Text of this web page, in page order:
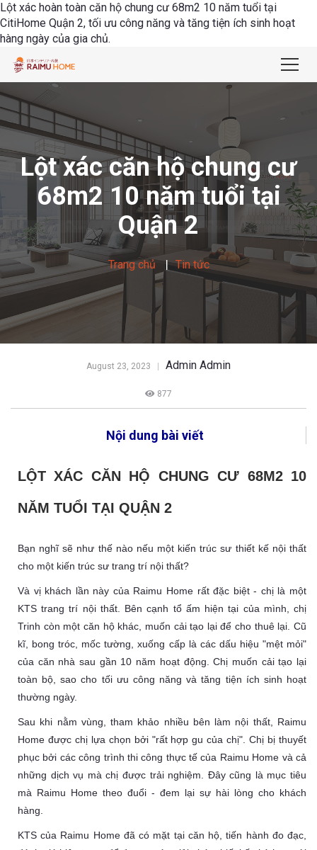
Lột xác hoàn toàn căn hộ chung cư 68m2 10 năm tuổi tại
CitiHome Quận 2, tối ưu công năng và tăng tiện ích sinh hoạt
hàng ngày của gia chủ.
Lột xác căn hộ chung cư
68m2 10 năm tuổi tại
Quận 2
Trang chủ Tin tức
August 23, 2023 Admin Admin
877
Nội dung bài viết
LỘT XÁC CĂN HỘ CHUNG CƯ 68M2 10
NĂM TUỔI TẠI QUẬN 2
Bạn nghĩ sẽ như thế nào nếu một kiến trúc sư thiết kế nội thất
cho một kiến trúc sư trang trí nội thất?
Và vị khách lần này của Raimu Home rất đặc biệt - chị là một
KTS trang trí nội thất. Bên cạnh tổ ấm hiện tại của mình, chị
Trinh còn một căn hộ khác, muốn cải tạo lại để cho thuê lại. Cũ
kĩ, bong tróc, mốc tường, xuống cấp là các dấu hiệu "mệt mỏi"
của căn nhà sau gần 10 năm hoạt động. Chị muốn cải tạo lại
toàn bộ, sao cho tối ưu công năng và tăng tiện ích sinh hoạt
thường ngày.
Sau khi nằm vùng, tham khảo nhiều bên làm nội thất, Raimu
Home được chị lựa chọn bởi "rất hợp gu của chị". Chị bị thuyết
phục bởi các công trình thi công thực tế của Raimu Home và cả
những dịch vụ mà chị được trải nghiệm. Đây cũng là mục tiêu
mà Raimu Home theo đuổi - đem lại sự hài lòng cho khách
hàng.
KTS của Raimu Home đã có mặt tại căn hộ, tiến hành đo đạc,